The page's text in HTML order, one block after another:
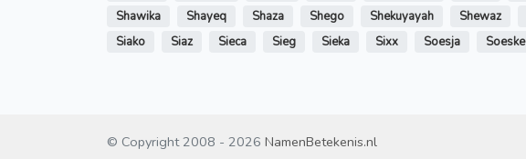
Shawika
Shayeq Shaza Shego Shekuyayah Shewaz
Siako
Siaz Sieca Sieg Sieka Sixx Soesja Soeske
© Copyright 2008 - 2026 NamenBetekenis.nl